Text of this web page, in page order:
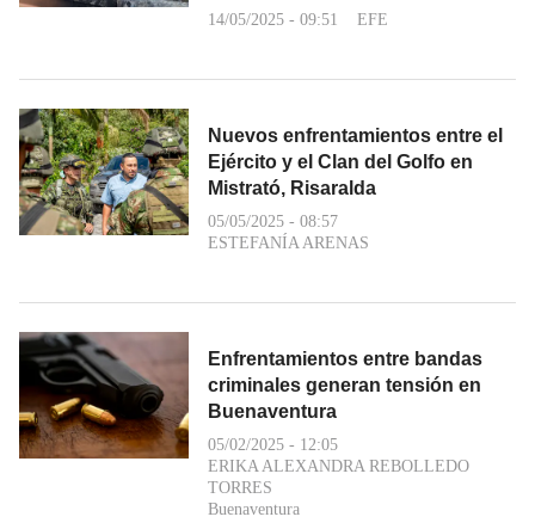
14/05/2025 - 09:51 EFE
Nuevos enfrentamientos entre el
Ejército y el Clan del Golfo en
Mistrató, Risaralda
05/05/2025 - 08:57
ESTEFANÍA ARENAS
Enfrentamientos entre bandas
criminales generan tensión en
Buenaventura
05/02/2025 - 12:05
ERIKA ALEXANDRA REBOLLEDO
TORRES
Buenaventura